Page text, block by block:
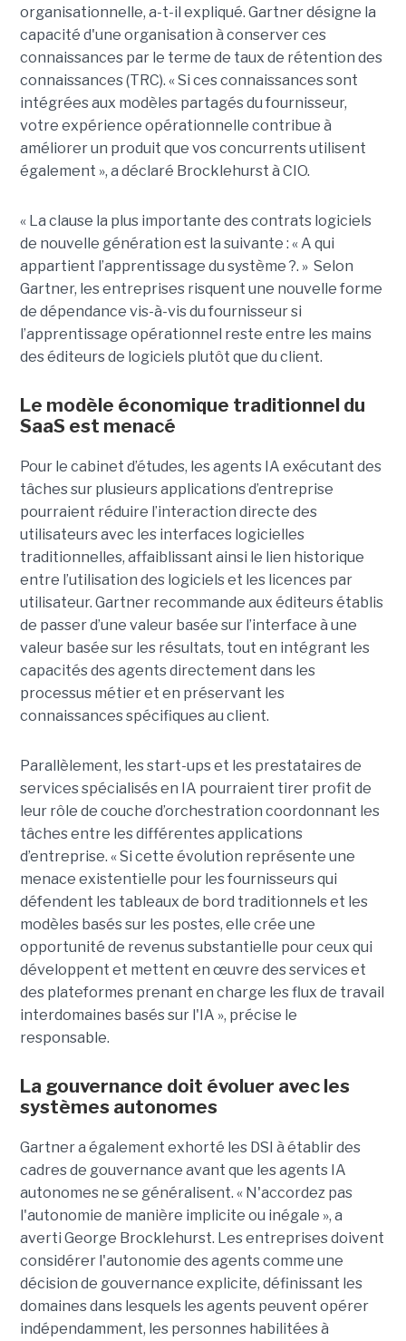
organisationnelle, a-t-il expliqué. Gartner désigne la
capacité d'une organisation à conserver ces
connaissances par le terme de taux de rétention des
connaissances (TRC). « Si ces connaissances sont
intégrées aux modèles partagés du fournisseur,
votre expérience opérationnelle contribue à
améliorer un produit que vos concurrents utilisent
également », a déclaré Brocklehurst à CIO.
« La clause la plus importante des contrats logiciels
de nouvelle génération est la suivante : « A qui
appartient l’apprentissage du système ?. » Selon
Gartner, les entreprises risquent une nouvelle forme
de dépendance vis-à-vis du fournisseur si
l’apprentissage opérationnel reste entre les mains
des éditeurs de logiciels plutôt que du client.
Le modèle économique traditionnel du
SaaS est menacé
Pour le cabinet d’études, les agents IA exécutant des
tâches sur plusieurs applications d’entreprise
pourraient réduire l’interaction directe des
utilisateurs avec les interfaces logicielles
traditionnelles, affaiblissant ainsi le lien historique
entre l’utilisation des logiciels et les licences par
utilisateur. Gartner recommande aux éditeurs établis
de passer d’une valeur basée sur l’interface à une
valeur basée sur les résultats, tout en intégrant les
capacités des agents directement dans les
processus métier et en préservant les
connaissances spécifiques au client.
Parallèlement, les start-ups et les prestataires de
services spécialisés en IA pourraient tirer profit de
leur rôle de couche d’orchestration coordonnant les
tâches entre les différentes applications
d’entreprise. « Si cette évolution représente une
menace existentielle pour les fournisseurs qui
défendent les tableaux de bord traditionnels et les
modèles basés sur les postes, elle crée une
opportunité de revenus substantielle pour ceux qui
développent et mettent en œuvre des services et
des plateformes prenant en charge les flux de travail
interdomaines basés sur l'IA », précise le
responsable.
La gouvernance doit évoluer avec les
systèmes autonomes
Gartner a également exhorté les DSI à établir des
cadres de gouvernance avant que les agents IA
autonomes ne se généralisent. « N'accordez pas
l'autonomie de manière implicite ou inégale », a
averti George Brocklehurst. Les entreprises doivent
considérer l'autonomie des agents comme une
décision de gouvernance explicite, définissant les
domaines dans lesquels les agents peuvent opérer
indépendamment, les personnes habilitées à